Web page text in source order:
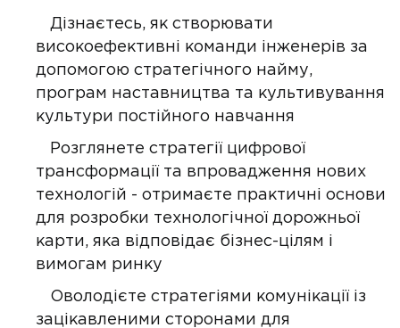
Дізнаєтесь, як створювати
високоефективні команди інженерів за
допомогою стратегічного найму,
програм наставництва та культивування
культури постійного навчання
Розглянете стратегії цифрової
трансформації та впровадження нових
технологій - отримаєте практичні основи
для розробки технологічної дорожньої
карти, яка відповідає бізнес-цілям і
вимогам ринку
Оволодієте стратегіями комунікації із
зацікавленими сторонами для